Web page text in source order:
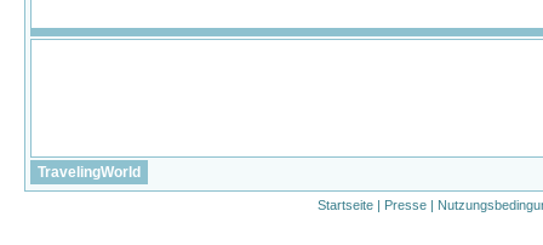
TravelingWorld
Startseite | Presse |